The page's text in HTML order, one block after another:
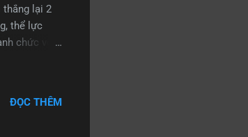
thắng lại 2
thể lực
chức vô
những
cầu
ĐỌC THÊM